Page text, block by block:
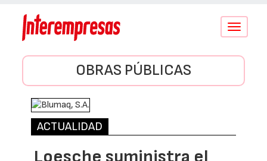
Conmutar
OBRAS PÚBLICAS
ACTUALIDAD